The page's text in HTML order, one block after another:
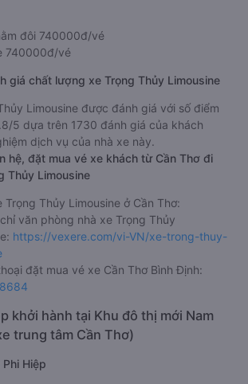
đôi 740000đ/vé
740000đ/vé
giá chất lượng xe Trọng Thủy Limousine
Limousine được đánh giá với số điểm
5 dựa trên 1730 đánh giá của khách
dịch vụ của nhà xe này.
hệ, đặt mua vé xe khách từ Cần Thơ đi
Thủy Limousine
Trọng Thủy Limousine ở Cần Thơ:
văn phòng nhà xe Trọng Thủy
https://vexere.com/vi-VN/xe-trong-thuy-
đặt mua vé xe Cần Thơ Bình Định:
khởi hành tại Khu đô thị mới Nam
trung tâm Cần Thơ)
Hiệp